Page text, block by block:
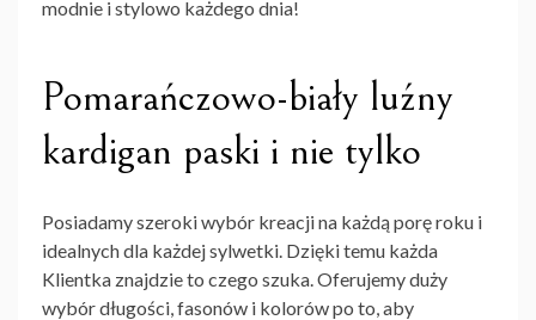
modnie i stylowo każdego dnia!
Pomarańczowo-biały luźny
kardigan paski i nie tylko
Posiadamy szeroki wybór kreacji na każdą porę roku i
idealnych dla każdej sylwetki. Dzięki temu każda
Klientka znajdzie to czego szuka. Oferujemy duży
wybór długości, fasonów i kolorów po to, aby